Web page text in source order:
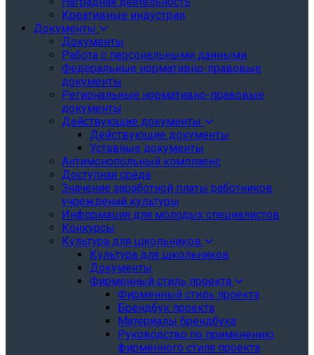
Креативные индустрии
Документы
Документы
Работа с персональными данными
Федеральные нормативно-правовые
документы
Региональные нормативно-правовые
документы
Действующие документы
Действующие документы
Уставные документы
Антимонопольный комплаенс
Доступная среда
Значение заработной платы работников
учреждений культуры
Информация для молодых специалистов
Конкурсы
Культура для школьников
Культура для школьников
Документы
Фирменный стиль проекта
Фирменный стиль проекта
Брендбук проекта
Материалы брендбука
Руководство по применению
фирменного стиля проекта